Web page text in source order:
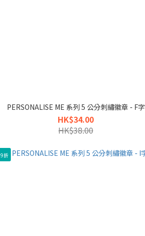
PERSONALISE ME 系列 5 公分刺繡徽章 - F字
HK$34.00
HK$38.00
9折